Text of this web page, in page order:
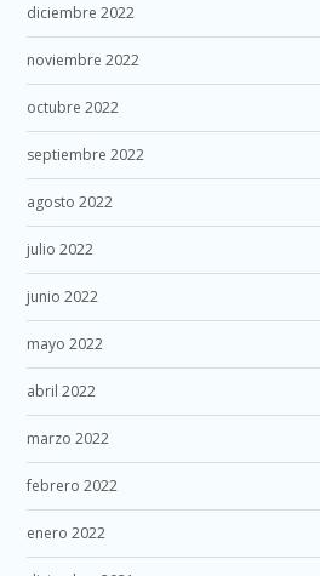
diciembre 2022
noviembre 2022
octubre 2022
septiembre 2022
agosto 2022
julio 2022
junio 2022
mayo 2022
abril 2022
marzo 2022
febrero 2022
enero 2022